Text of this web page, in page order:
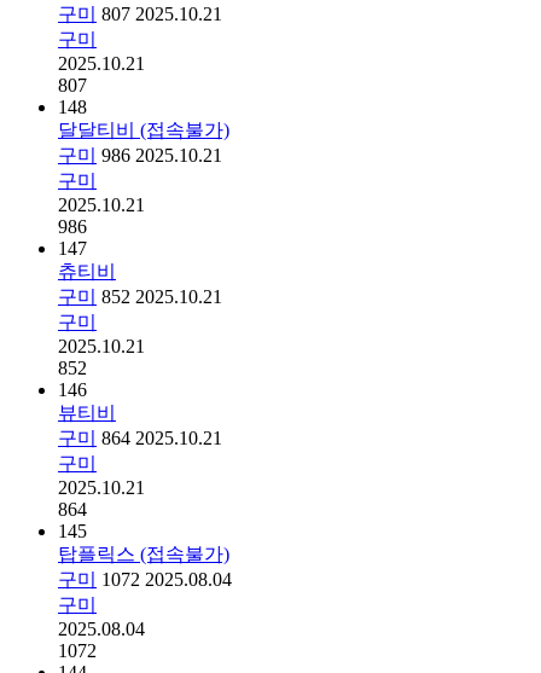
구미
807 2025.10.21
구미
2025.10.21
807
148
달달티비 (접속불가)
구미
986 2025.10.21
구미
2025.10.21
986
147
츄티비
구미
852 2025.10.21
구미
2025.10.21
852
146
뷰티비
구미
864 2025.10.21
구미
2025.10.21
864
145
탑플릭스 (접속불가)
구미
1072 2025.08.04
구미
2025.08.04
1072